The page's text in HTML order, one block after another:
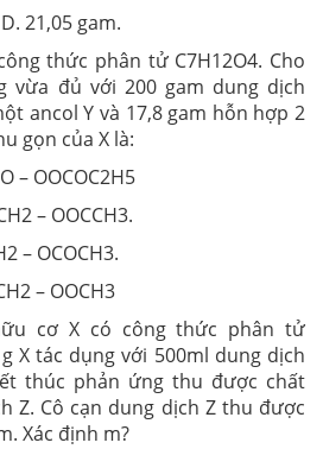
gam.
thức phân tử C7H12O4. Cho
vừa đủ với 200 gam dung dịch
ancol Y và 17,8 gam hỗn hợp 2
gọn của X là:
– OOCOC2H5
– OOCCH3.
– OCOCH3.
– OOCH3
cơ X có công thức phân tử
g X tác dụng với 500ml dung dịch
thúc phản ứng thu được chất
Z. Cô cạn dung dịch Z thu được
Xác định m?